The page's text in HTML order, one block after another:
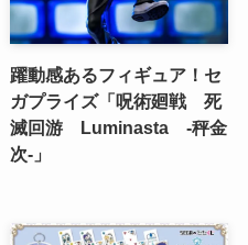
躍動感あるフィギュア！セ
ガプライズ「呪術廻戦 死
滅回游 Luminasta ‐秤金
次‐」